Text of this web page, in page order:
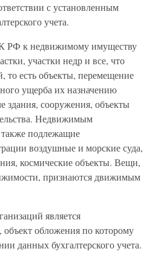
с установленным
учета.
РФ к недвижимому имуществу
участки недр и все, что
то есть объекты, перемещение
ущерба их назначению
здания, сооружения, объекты
Недвижимым
подлежащие
воздушные и морские суда,
космические объекты. Вещи,
признаются движимым
является
обложения по которому
данных бухгалтерского учета.